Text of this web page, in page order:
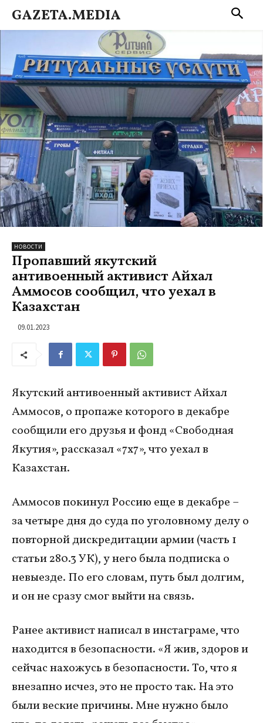
GAZETA.MEDIA
НОВОСТИ
Пропавший якутский
антивоенный активист Айхал
Аммосов сообщил, что уехал в
Казахстан
09.01.2023
Якутский антивоенный активист Айхал
Аммосов, о пропаже которого в декабре
сообщили его друзья и фонд «Свободная
Якутия», рассказал «7х7», что уехал в
Казахстан.
Аммосов покинул Россию еще в декабре –
за четыре дня до суда по уголовному делу о
повторной дискредитации армии (часть 1
статьи 280.3 УК), у него была подписка о
невыезде. По его словам, путь был долгим,
и он не сразу смог выйти на связь.
Ранее активист написал в инстаграме, что
находится в безопасности. «Я жив, здоров и
сейчас нахожусь в безопасности. То, что я
внезапно исчез, это не просто так. На это
были веские причины. Мне нужно было